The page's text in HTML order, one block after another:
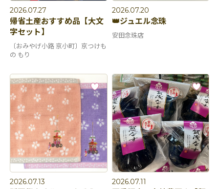
2026.07.27
帰省土産おすすめ品【大文
字セット】
〔おみやげ小路 京小町〕京つけも
の もり
2026.07.20
👑ジュエル念珠
安田念珠店
2026.07.13 2026.07.11